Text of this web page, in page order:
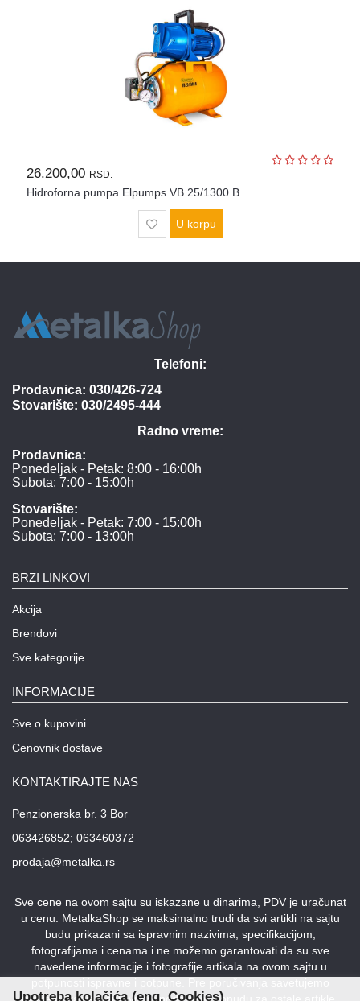
26.200,00 RSD.
Hidroforna pumpa Elpumps VB 25/1300 B
U korpu
Telefoni:
Prodavnica: 030/426-724
Stovarište: 030/2495-444
Radno vreme:
Prodavnica:
Ponedeljak - Petak: 8:00 - 16:00h
Subota: 7:00 - 15:00h
Stovarište:
Ponedeljak - Petak: 7:00 - 15:00h
Subota: 7:00 - 13:00h
BRZI LINKOVI
Akcija
Brendovi
Sve kategorije
INFORMACIJE
Sve o kupovini
Cenovnik dostave
KONTAKTIRAJTE NAS
Penzionerska br. 3 Bor
063426852; 063460372
prodaja@metalka.rs
Sve cene na ovom sajtu su iskazane u dinarima, PDV je uračunat
u cenu. MetalkaShop se maksimalno trudi da svi artikli na sajtu
budu prikazani sa ispravnim nazivima, specifikacijom,
fotografijama i cenama i ne možemo garantovati da su sve
navedene informacije i fotografije artikala na ovom sajtu u
Upotreba kolačića (eng. Cookies)